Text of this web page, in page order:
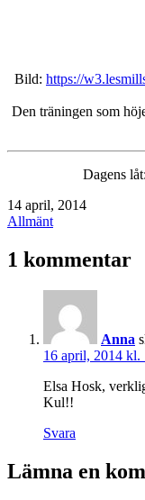
Bild: https://
Den träningen som
Dagens
Publicerat
den
14 april, 2014
Kategoriserat
Allmänt
1 kommentar
Anna
16 april, 2014 kl.
Elsa Hosk,
Kul!!
Svara
Lämna en